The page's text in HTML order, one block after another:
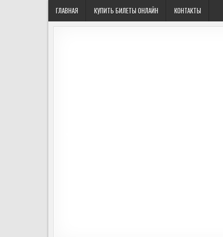
ГЛАВНАЯ КУПИТЬ БИЛЕТЫ ОНЛАЙН КОНТАКТЫ